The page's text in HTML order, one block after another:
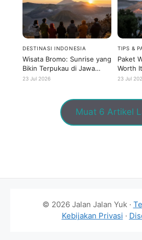
DESTINASI INDONESIA
Wisata Bromo: Sunrise yang
Bikin Terpukau di Jawa
Timur
23 Jul 2026
TIPS &
Paket
Worth
Keluar
23 Jul
Muat 6 Artikel
© 2026 Jalan Jalan Yuk ·
Kebijakan Privasi ·